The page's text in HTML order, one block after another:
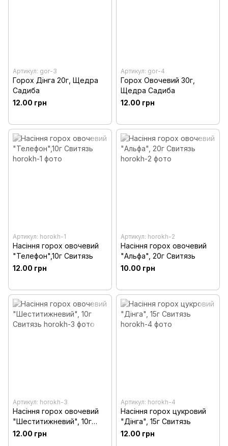
Артикул: gor-3
Горох Дінга 20г, Щедра
Садиба
12.00 грн
Артикул: gor-4
Горох Овочевий 30г,
Щедра Садиба
12.00 грн
Артикул: horokh-1
Насіння горох овочевий
"Телефон",10г Свитязь
12.00 грн
Артикул: horokh-2
Насіння горох овочевий
"Альфа", 20г Свитязь
10.00 грн
Артикул: horokh-3
Насіння горох овочевий
"Шеститижневий", 10г
Свитязь
12.00 грн
Артикул: horokh-4
Насіння горох цукровий
"Дінга", 15г Свитязь
12.00 грн